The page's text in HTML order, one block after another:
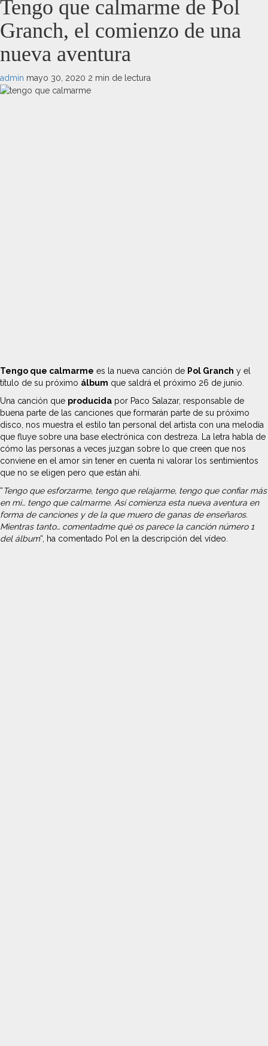
Tengo que calmarme de Pol
Granch, el comienzo de una
nueva aventura
admin mayo 30, 2020 2 min de lectura
Tengo que calmarme es la nueva canción de Pol Granch y el
título de su próximo álbum que saldrá el próximo 26 de junio.
Una canción que producida por Paco Salazar, responsable de
buena parte de las canciones que formarán parte de su próximo
disco, nos muestra el estilo tan personal del artista con una melodía
que fluye sobre una base electrónica con destreza. La letra habla de
cómo las personas a veces juzgan sobre lo que creen que nos
conviene en el amor sin tener en cuenta ni valorar los sentimientos
que no se eligen pero que están ahí.
“Tengo que esforzarme, tengo que relajarme, tengo que confiar más
en mí… tengo que calmarme. Así comienza esta nueva aventura en
forma de canciones y de la que muero de ganas de enseñaros.
Mientras tanto… comentadme qué os parece la canción número 1
del álbum“, ha comentado Pol en la descripción del vídeo.